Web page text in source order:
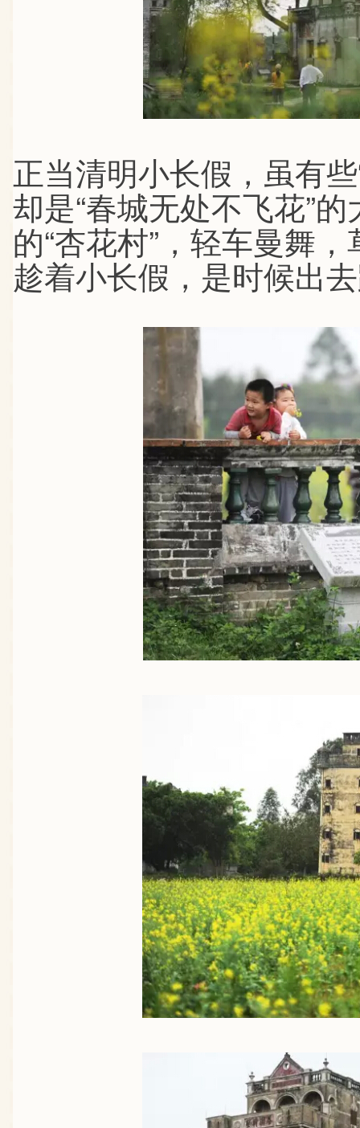
正当清明小长假，虽有
却是“春城无处不飞花”
的“杏花村”，轻车曼舞
趁着小长假，是时候出